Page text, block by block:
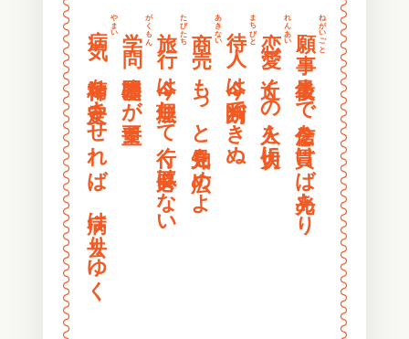
ねがいごと
最後まで信念を貫けば光あり
れんあい
近くの人を大切に
まちびと
今は判断できぬ
あきない
もっと知見を広めよ
たびたち
今は無理して行く必要はない
がくもん
基礎固めが重要
やまい
精神を安定させれば、病は去りゆく
〰
〰
〰
〰
〰
〰
〰
〰
〰
〰
〰
〰
〰
〰
〰
〰
〰
〰
〰
〰
〰
〰
〰
〰
〰
〰